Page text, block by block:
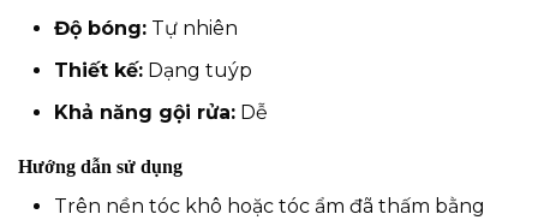
Độ bóng: Tự nhiên
Thiết kế: Dạng tuýp
Khả năng gội rửa: Dễ
Hướng dẫn sử dụng
Trên nền tóc khô hoặc tóc ẩm đã thấm bằng